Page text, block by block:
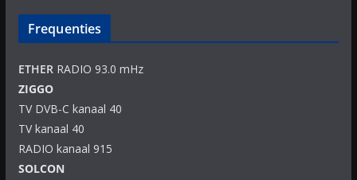
Frequenties
ETHERRADIO 93.0 mHz
ZIGGO
TV DVB-C kanaal 40
TV kanaal 40
RADIO kanaal 915
SOLCON